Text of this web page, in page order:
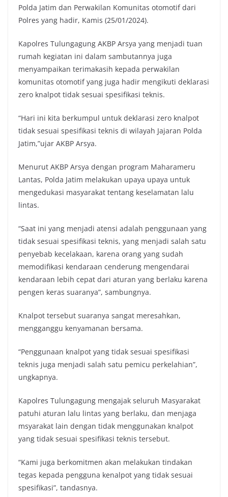
Polda Jatim dan Perwakilan Komunitas otomotif dari
Polres yang hadir, Kamis (25/01/2024).
Kapolres Tulungagung AKBP Arsya yang menjadi tuan
rumah kegiatan ini dalam sambutannya juga
menyampaikan terimakasih kepada perwakilan
komunitas otomotif yang juga hadir mengikuti deklarasi
zero knalpot tidak sesuai spesifikasi teknis.
“Hari ini kita berkumpul untuk deklarasi zero knalpot
tidak sesuai spesifikasi teknis di wilayah Jajaran Polda
Jatim,”ujar AKBP Arsya.
Menurut AKBP Arsya dengan program Maharameru
Lantas, Polda Jatim melakukan upaya upaya untuk
mengedukasi masyarakat tentang keselamatan lalu
lintas.
“Saat ini yang menjadi atensi adalah penggunaan yang
tidak sesuai spesifikasi teknis, yang menjadi salah satu
penyebab kecelakaan, karena orang yang sudah
memodifikasi kendaraan cenderung mengendarai
kendaraan lebih cepat dari aturan yang berlaku karena
pengen keras suaranya”, sambungnya.
Knalpot tersebut suaranya sangat meresahkan,
mengganggu kenyamanan bersama.
“Penggunaan knalpot yang tidak sesuai spesifikasi
teknis juga menjadi salah satu pemicu perkelahian”,
ungkapnya.
Kapolres Tulungagung mengajak seluruh Masyarakat
patuhi aturan lalu lintas yang berlaku, dan menjaga
msyarakat lain dengan tidak menggunakan knalpot
yang tidak sesuai spesifikasi teknis tersebut.
“Kami juga berkomitmen akan melakukan tindakan
tegas kepada pengguna kenalpot yang tidak sesuai
spesifikasi”, tandasnya.